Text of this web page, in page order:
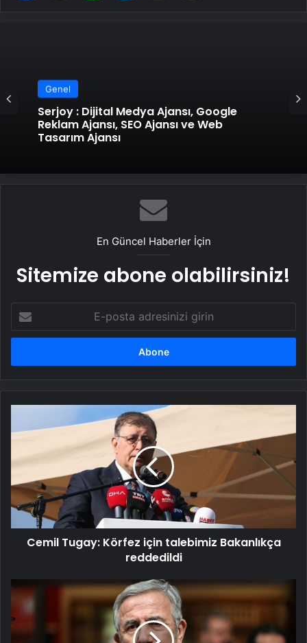
Genel
Reklam Ajansı, SEO Ajansı ve Web
Genel
UETDS Nedir ? Uetds.com İle Akıllı Dijital
Taşımacılık Yazılımı
En Güncel Haberler İçin
Sitemize abone olabilirsiniz!
posta
adresinizi
talebimiz
Bakanlıkça
reddedildi
Cemil Tugay: Körfez için talebimiz Bakanlıkça
reddedildi
Mansur
Yavaş'tan
'SGK
borcu'